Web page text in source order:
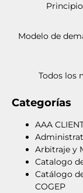
Modelo de
Todos los
Categorías
AAA
Arbitraje y
Catalogo
Catálogo
COGEP